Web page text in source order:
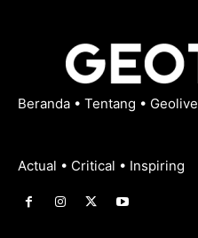
Beranda • Tentang • Geolive
Actual • Critical • Inspiring